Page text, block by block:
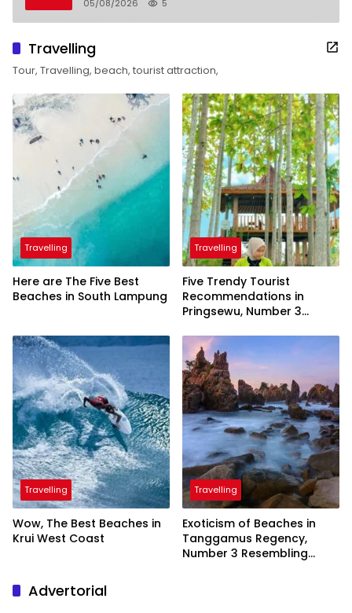
05/08/2026 5
Travelling
Tour, Travelling, beach, tourist attraction,
Travelling
Here are The Five Best
Beaches in South Lampung
Travelling
Five Trendy Tourist
Recommendations in
Pringsewu, Number 3
President
Travelling
Wow, The Best Beaches in
Krui West Coast
Travelling
Exoticism of Beaches in
Tanggamus Regency,
Number 3 Resembling
Advertorial